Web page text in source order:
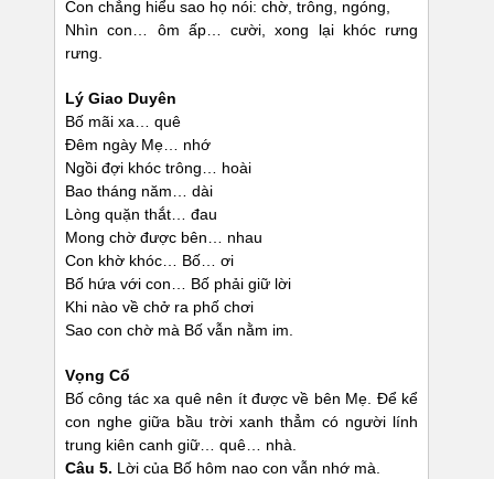
Con chẳng hiểu sao họ nói: chờ, trông, ngóng,
Nhìn con… ôm ấp… cười, xong lại khóc rưng
rưng.
Lý Giao Duyên
Bố mãi xa… quê
Đêm ngày Mẹ… nhớ
Ngồi đợi khóc trông… hoài
Bao tháng năm… dài
Lòng quặn thắt… đau
Mong chờ được bên… nhau
Con khờ khóc… Bố… ơi
Bố hứa với con… Bố phải giữ lời
Khi nào về chở ra phố chơi
Sao con chờ mà Bố vẫn nằm im.
Vọng Cổ
Bố công tác xa quê nên ít được về bên Mẹ. Để kể
con nghe giữa bầu trời xanh thẳm có người lính
trung kiên canh giữ… quê… nhà.
Câu 5. Lời của Bố hôm nao con vẫn nhớ mà.